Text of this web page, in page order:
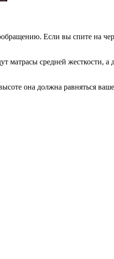
Если вы спите на
матрасы средней жесткости,
она должна равняться